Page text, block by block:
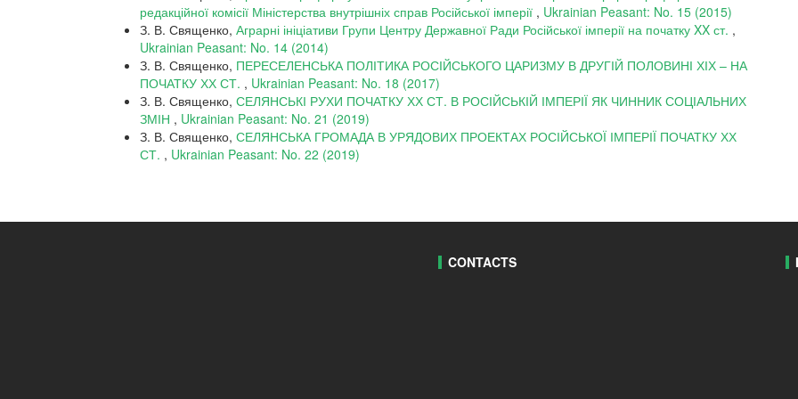
редакційної комісії Міністерства внутрішніх справ Російської імперії , Ukrainian Peasant: No. 15 (2015)
З. В. Священко, Аграрні ініціативи Групи Центру Державної Ради Російської імперії на початку XX ст. ,
Ukrainian Peasant: No. 14 (2014)
З. В. Священко, ПЕРЕСЕЛЕНСЬКА ПОЛІТИКА РОСІЙСЬКОГО ЦАРИЗМУ В ДРУГІЙ ПОЛОВИНІ ХІХ – НА
ПОЧАТКУ ХХ СТ. , Ukrainian Peasant: No. 18 (2017)
З. В. Священко, СЕЛЯНСЬКІ РУХИ ПОЧАТКУ ХХ СТ. В РОСІЙСЬКІЙ ІМПЕРІЇ ЯК ЧИННИК СОЦІАЛЬНИХ
ЗМІН , Ukrainian Peasant: No. 21 (2019)
З. В. Священко, СЕЛЯНСЬКА ГРОМАДА В УРЯДОВИХ ПРОЕКТАХ РОСІЙСЬКОЇ ІМПЕРІЇ ПОЧАТКУ ХХ
СТ. , Ukrainian Peasant: No. 22 (2019)
CONTACTS